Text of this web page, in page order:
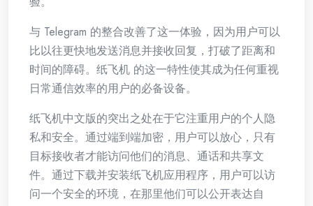
与 Telegram 的整合改善了这一体验，因为用户可以
比以往更快地发送消息并接收回复，打破了距离和
时间的障碍。纸飞机 的这一特性使其成为任何重视
日常通信效率的用户的必备设备。
纸飞机中文版的突出之处在于它注重用户的个人隐
私和安全。通过端到端加密，用户可以放心，只有
目标接收者才能访问他们的消息、通话和共享文
件。通过下载并安装纸飞机应用程序，用户可以访
问一个安全的环境，在那里他们可以公开表达自